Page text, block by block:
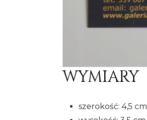
WYMIARY
szerokość: 4,5 cm